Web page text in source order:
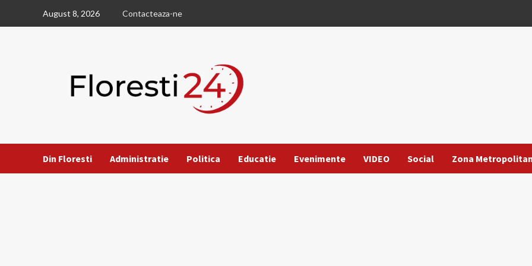
August 8, 2026 Contacteaza-ne
Din Floresti Administratie Politica Educatie Evenimente VIDEO Social Zona